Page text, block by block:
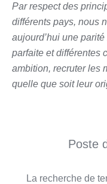
Par respect des
différents pays, nous
aujourd’hui une
parfaite et différentes
ambition, recruter les
quelle que soit leur
Poste
La recherche de